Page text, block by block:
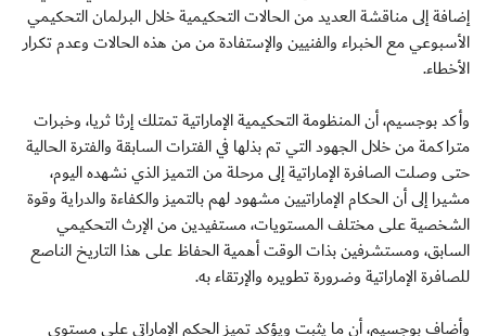
إضافة إلى مناقشة العديد من الحالات التحكيمية خلال البرلمان التحكيمي
الأسبوعي مع الخبراء والفنيين والإستفادة من من هذه الحالات وعدم تكرار
الأخطاء.
وأكد بوجسيم، أن المنظومة التحكيمية الإماراتية تمتلك إرثا ثريا، وخبرات
متراكمة من خلال الجهود التي تم بذلها في الفترات السابقة والفترة الحالية
حتى وصلت الصافرة الإماراتية إلى مرحلة من التميز الذي نشهده اليوم،
مشيرا إلى أن الحكام الإماراتيين مشهود لهم بالتميز والكفاءة والدراية وقوة
الشخصية على مختلف المستويات، مستفيدين من الإرث التحكيمي
السابق، ومستشرفين بذات الوقت أهمية الحفاظ على هذا التاريخ الناصع
للصافرة الإماراتية وضرورة تطويره والإرتقاء به.
وأضاف بوجسيم، أن ما يثبت ويؤكد تميز الحكم الإماراتي على مستوى